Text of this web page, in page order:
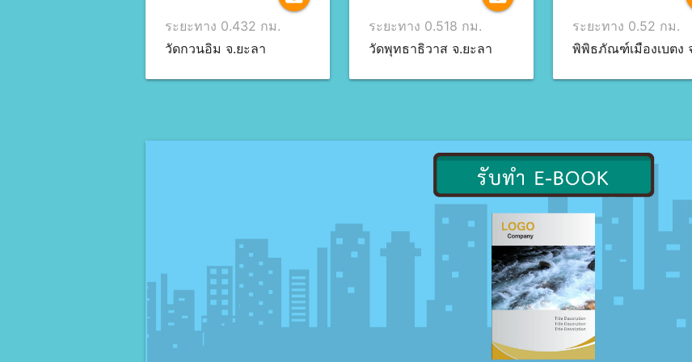
ระยะทาง 0.432 กม.
วัดกวนอิม จ.ยะลา
ระยะทาง 0.518 กม.
วัดพุทธาธิวาส จ.ยะลา
ระยะทาง 0.52 กม.